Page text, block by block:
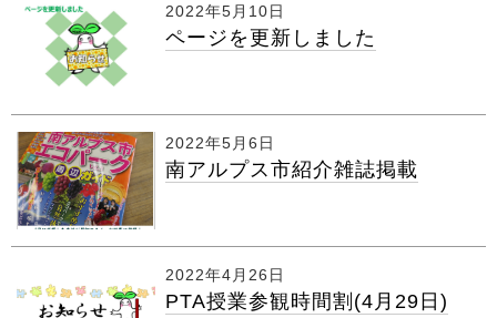
2022年5月10日
ページを更新しました
2022年5月6日
南アルプス市紹介雑誌掲載
2022年4月26日
PTA授業参観時間割(4月29日)